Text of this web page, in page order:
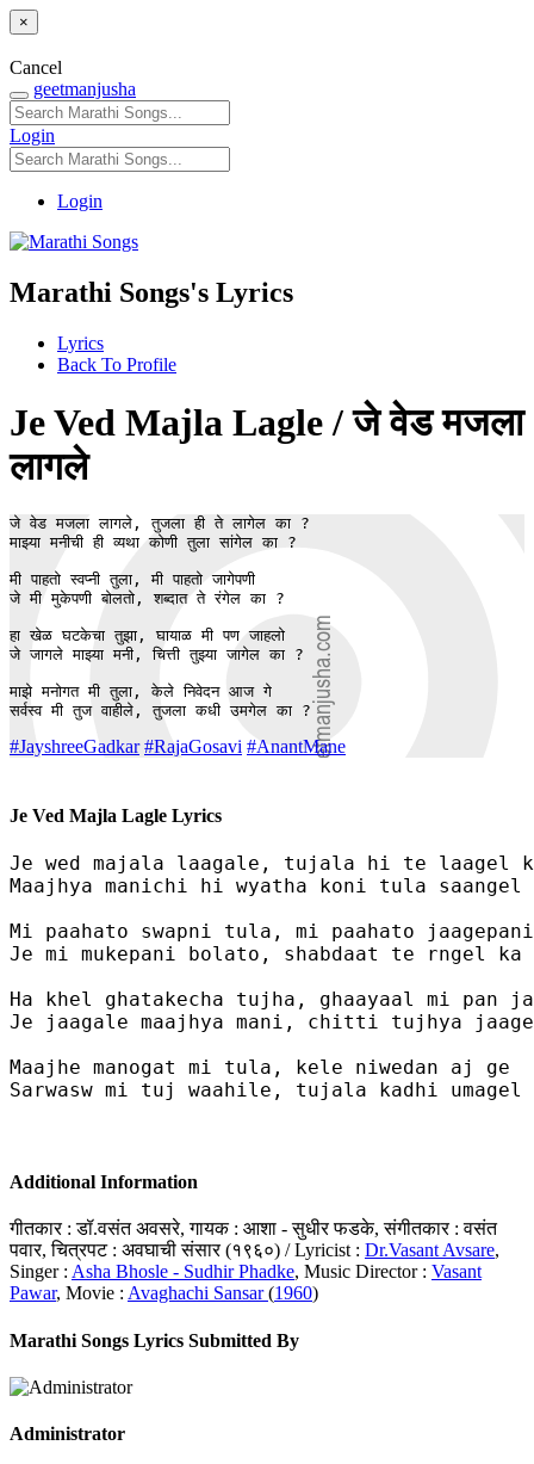
×
Cancel
geetmanjusha
Login
Login
Marathi Songs's Lyrics
Lyrics
Back To Profile
Je Ved Majla Lagle / जे वेड मजला
लागले
जे वेड मजला लागले, तुजला ही ते लागेल का ?
माझ्या मनीची ही व्यथा कोणी तुला सांगेल का ?
मी पाहतो स्वप्नी तुला, मी पाहतो जागेपणी
जे मी मुकेपणी बोलतो, शब्दात ते रंगेल का ?
हा खेळ घटकेचा तुझा, घायाळ मी पण जाहलो
जे जागले माझ्या मनी, चित्ती तुझ्या जागेल का ?
माझे मनोगत मी तुला, केले निवेदन आज गे
सर्वस्व मी तुज वाहीले, तुजला कधी उमगेल का ?
#JayshreeGadkar #RajaGosavi #AnantMane
Je Ved Majla Lagle Lyrics
Je wed majala laagale, tujala hi te laagel
Maajhya manichi hi wyatha koni tula saangel
Mi paahato swapni tula, mi paahato jaagepani
Je mi mukepani bolato, shabdaat te rngel ka
Ha khel ghatakecha tujha, ghaayaal mi pan
Je jaagale maajhya mani, chitti tujhya
Maajhe manogat mi tula, kele niwedan aj ge
Sarwasw mi tuj waahile, tujala kadhi umagel
Additional Information
गीतकार : डॉ.वसंत अवसरे, गायक : आशा - सुधीर फडके, संगीतकार : वसंत
पवार, चित्रपट : अवघाची संसार (१९६०) / Lyricist : Dr.Vasant Avsare,
Singer : Asha Bhosle - Sudhir Phadke, Music Director : Vasant
Pawar, Movie : Avaghachi Sansar(1960)
Marathi Songs Lyrics Submitted By
Administrator